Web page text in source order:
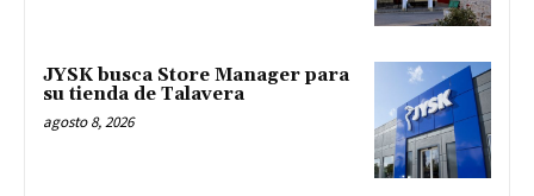
JYSK busca Store Manager para
su tienda de Talavera
agosto 8, 2026